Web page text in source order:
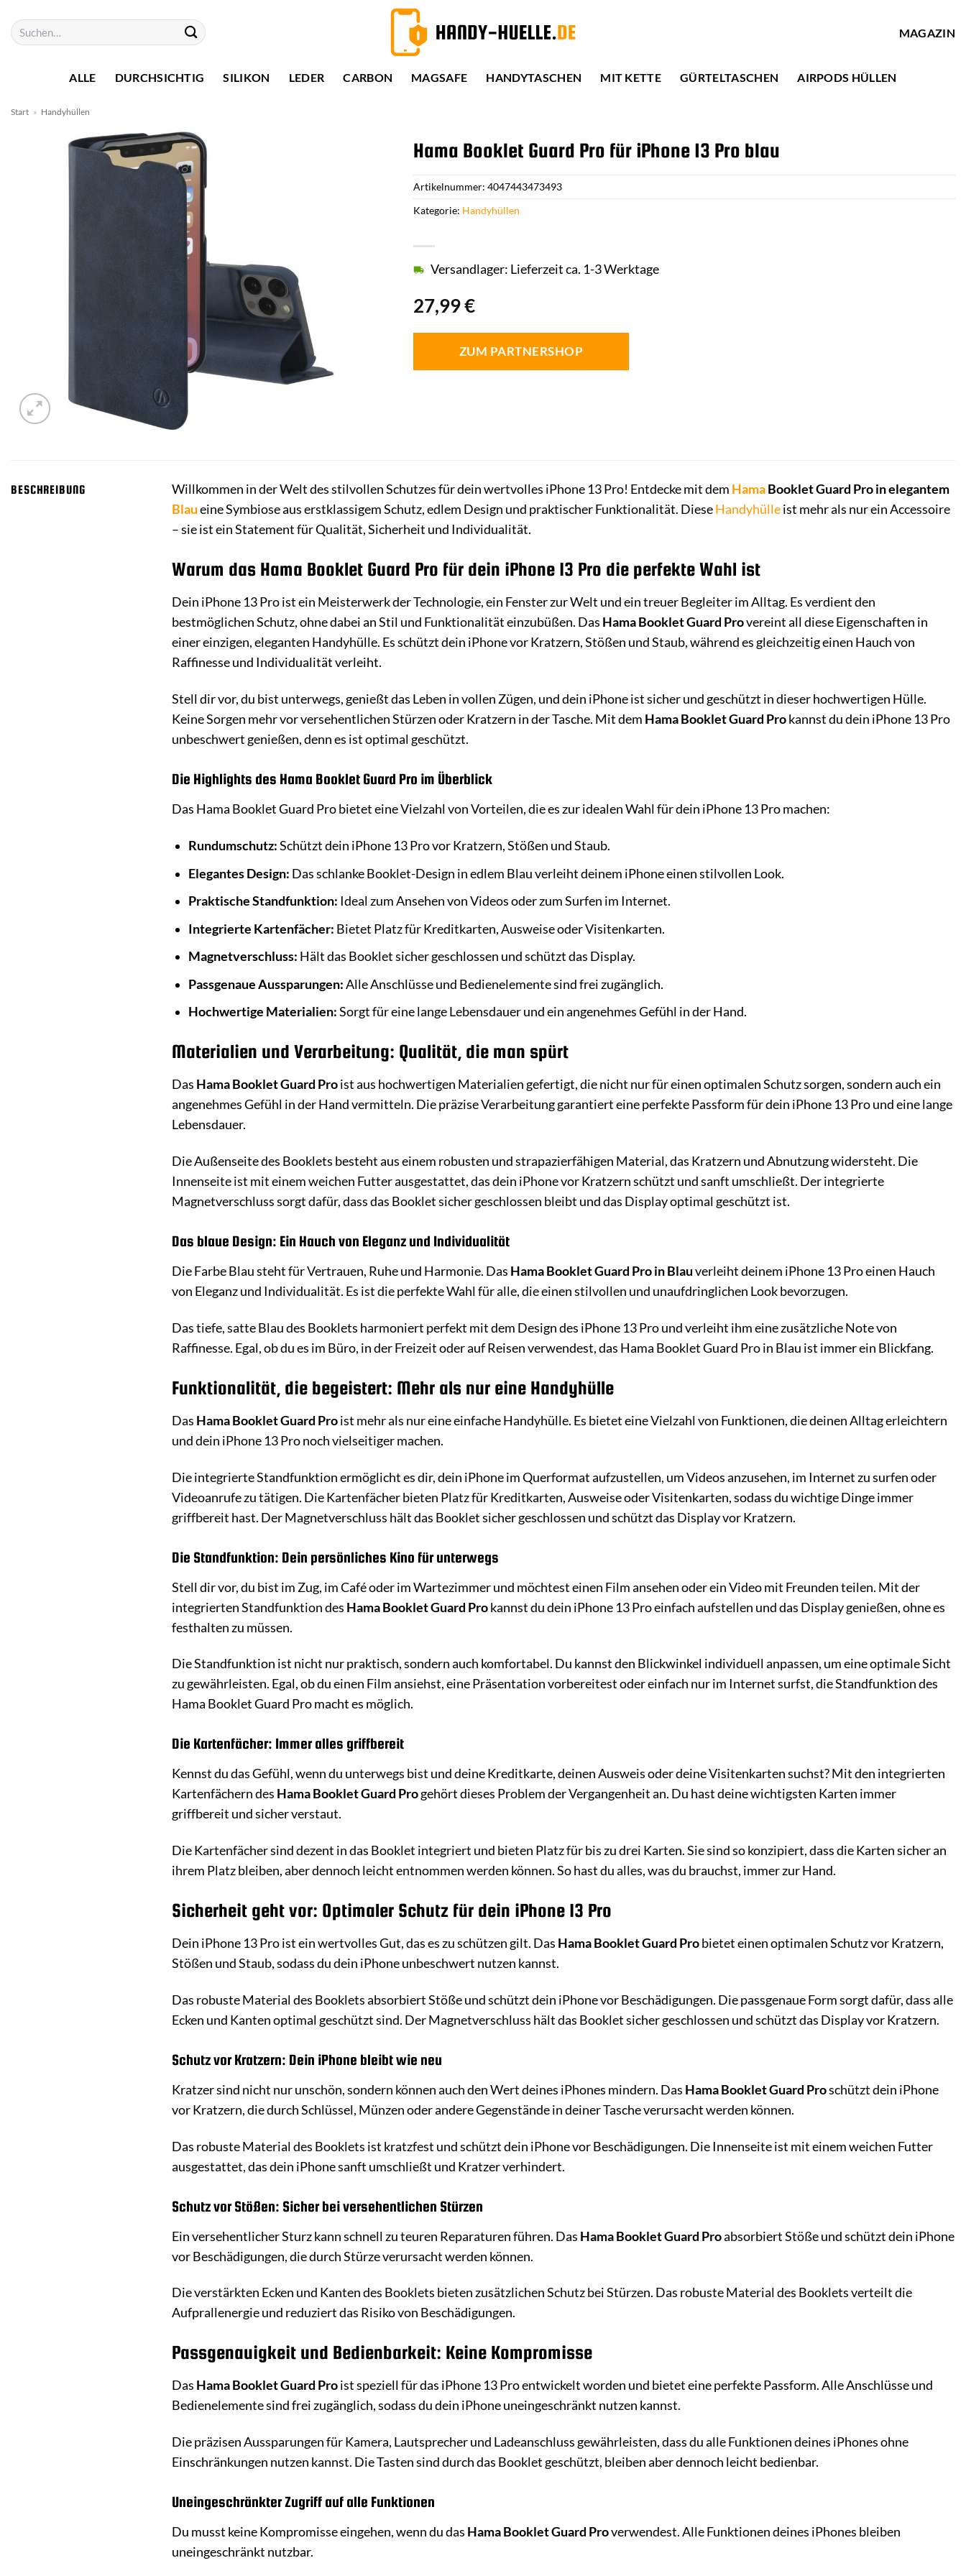
Inhalt
springen
Suchen
nach:
MAGAZIN
ALLE DURCHSICHTIG SILIKON LEDER CARBON MAGSAFE HANDYTASCHEN MIT KETTE GÜRTELTASCHEN AIRPODS HÜLLEN
Start » Handyhüllen
Hama Booklet Guard Pro für iPhone 13 Pro blau
27,99€
Versandlager: Lieferzeit ca. 1-3 Werktage
ZUM PARTNERSHOP
Artikelnummer: 4047443473493
Kategorie: Handyhüllen
BESCHREIBUNG Willkommen in der Welt des stilvollen Schutzes für dein wertvolles iPhone 13 Pro! Entdecke mit dem HamaBooklet Guard Pro in elegantem
Blaueine Symbiose aus erstklassigem Schutz, edlem Design und praktischer Funktionalität. DieseHandyhülleist mehr als nur ein Accessoire
– sie ist ein Statement für Qualität, Sicherheit und Individualität.
Warum das Hama Booklet Guard Pro für dein iPhone 13 Pro die perfekte Wahl ist
Dein iPhone 13 Pro ist ein Meisterwerk der Technologie, ein Fenster zur Welt und ein treuer Begleiter im Alltag. Es verdient den
bestmöglichen Schutz, ohne dabei an Stil und Funktionalität einzubüßen. Das Hama Booklet Guard Provereint all diese Eigenschaften in
einer einzigen, eleganten Handyhülle. Es schützt dein iPhone vor Kratzern, Stößen und Staub, während es gleichzeitig einen Hauch von
Raffinesse und Individualität verleiht.
Stell dir vor, du bist unterwegs, genießt das Leben in vollen Zügen, und dein iPhone ist sicher und geschützt in dieser hochwertigen Hülle.
Keine Sorgen mehr vor versehentlichen Stürzen oder Kratzern in der Tasche. Mit dem Hama Booklet Guard Prokannst du dein iPhone 13 Pro
unbeschwert genießen, denn es ist optimal geschützt.
Die Highlights des Hama Booklet Guard Pro im Überblick
Das Hama Booklet Guard Pro bietet eine Vielzahl von Vorteilen, die es zur idealen Wahl für dein iPhone 13 Pro machen:
Rundumschutz:Schützt dein iPhone 13 Pro vor Kratzern, Stößen und Staub.
Elegantes Design: Das schlanke Booklet-Design in edlem Blau verleiht deinem iPhone einen stilvollen Look.
Praktische Standfunktion: Ideal zum Ansehen von Videos oder zum Surfen im Internet.
Integrierte Kartenfächer: Bietet Platz für Kreditkarten, Ausweise oder Visitenkarten.
Magnetverschluss: Hält das Booklet sicher geschlossen und schützt das Display.
Passgenaue Aussparungen:Alle Anschlüsse und Bedienelemente sind frei zugänglich.
Hochwertige Materialien:Sorgt für eine lange Lebensdauer und ein angenehmes Gefühl in der Hand.
Materialien und Verarbeitung: Qualität, die man spürt
Das Hama Booklet Guard Proist aus hochwertigen Materialien gefertigt, die nicht nur für einen optimalen Schutz sorgen, sondern auch ein
angenehmes Gefühl in der Hand vermitteln. Die präzise Verarbeitung garantiert eine perfekte Passform für dein iPhone 13 Pro und eine lange
Lebensdauer.
Die Außenseite des Booklets besteht aus einem robusten und strapazierfähigen Material, das Kratzern und Abnutzung widersteht. Die
Innenseite ist mit einem weichen Futter ausgestattet, das dein iPhone vor Kratzern schützt und sanft umschließt. Der integrierte
Magnetverschluss sorgt dafür, dass das Booklet sicher geschlossen bleibt und das Display optimal geschützt ist.
Das blaue Design: Ein Hauch von Eleganz und Individualität
Die Farbe Blau steht für Vertrauen, Ruhe und Harmonie. Das Hama Booklet Guard Pro in Blauverleiht deinem iPhone 13 Pro einen Hauch
von Eleganz und Individualität. Es ist die perfekte Wahl für alle, die einen stilvollen und unaufdringlichen Look bevorzugen.
Das tiefe, satte Blau des Booklets harmoniert perfekt mit dem Design des iPhone 13 Pro und verleiht ihm eine zusätzliche Note von
Raffinesse. Egal, ob du es im Büro, in der Freizeit oder auf Reisen verwendest, das Hama Booklet Guard Pro in Blau ist immer ein Blickfang.
Funktionalität, die begeistert: Mehr als nur eine Handyhülle
Das Hama Booklet Guard Proist mehr als nur eine einfache Handyhülle. Es bietet eine Vielzahl von Funktionen, die deinen Alltag erleichtern
und dein iPhone 13 Pro noch vielseitiger machen.
Die integrierte Standfunktion ermöglicht es dir, dein iPhone im Querformat aufzustellen, um Videos anzusehen, im Internet zu surfen oder
Videoanrufe zu tätigen. Die Kartenfächer bieten Platz für Kreditkarten, Ausweise oder Visitenkarten, sodass du wichtige Dinge immer
griffbereit hast. Der Magnetverschluss hält das Booklet sicher geschlossen und schützt das Display vor Kratzern.
Die Standfunktion: Dein persönliches Kino für unterwegs
Stell dir vor, du bist im Zug, im Café oder im Wartezimmer und möchtest einen Film ansehen oder ein Video mit Freunden teilen. Mit der
integrierten Standfunktion des Hama Booklet Guard Prokannst du dein iPhone 13 Pro einfach aufstellen und das Display genießen, ohne es
festhalten zu müssen.
Die Standfunktion ist nicht nur praktisch, sondern auch komfortabel. Du kannst den Blickwinkel individuell anpassen, um eine optimale Sicht
zu gewährleisten. Egal, ob du einen Film ansiehst, eine Präsentation vorbereitest oder einfach nur im Internet surfst, die Standfunktion des
Hama Booklet Guard Pro macht es möglich.
Die Kartenfächer: Immer alles griffbereit
Kennst du das Gefühl, wenn du unterwegs bist und deine Kreditkarte, deinen Ausweis oder deine Visitenkarten suchst? Mit den integrierten
Kartenfächern des Hama Booklet Guard Progehört dieses Problem der Vergangenheit an. Du hast deine wichtigsten Karten immer
griffbereit und sicher verstaut.
Die Kartenfächer sind dezent in das Booklet integriert und bieten Platz für bis zu drei Karten. Sie sind so konzipiert, dass die Karten sicher an
ihrem Platz bleiben, aber dennoch leicht entnommen werden können. So hast du alles, was du brauchst, immer zur Hand.
Sicherheit geht vor: Optimaler Schutz für dein iPhone 13 Pro
Dein iPhone 13 Pro ist ein wertvolles Gut, das es zu schützen gilt. Das Hama Booklet Guard Probietet einen optimalen Schutz vor Kratzern,
Stößen und Staub, sodass du dein iPhone unbeschwert nutzen kannst.
Das robuste Material des Booklets absorbiert Stöße und schützt dein iPhone vor Beschädigungen. Die passgenaue Form sorgt dafür, dass alle
Ecken und Kanten optimal geschützt sind. Der Magnetverschluss hält das Booklet sicher geschlossen und schützt das Display vor Kratzern.
Schutz vor Kratzern: Dein iPhone bleibt wie neu
Kratzer sind nicht nur unschön, sondern können auch den Wert deines iPhones mindern. Das Hama Booklet Guard Proschützt dein iPhone
vor Kratzern, die durch Schlüssel, Münzen oder andere Gegenstände in deiner Tasche verursacht werden können.
Das robuste Material des Booklets ist kratzfest und schützt dein iPhone vor Beschädigungen. Die Innenseite ist mit einem weichen Futter
ausgestattet, das dein iPhone sanft umschließt und Kratzer verhindert.
Schutz vor Stößen: Sicher bei versehentlichen Stürzen
Ein versehentlicher Sturz kann schnell zu teuren Reparaturen führen. Das Hama Booklet Guard Proabsorbiert Stöße und schützt dein iPhone
vor Beschädigungen, die durch Stürze verursacht werden können.
Die verstärkten Ecken und Kanten des Booklets bieten zusätzlichen Schutz bei Stürzen. Das robuste Material des Booklets verteilt die
Aufprallenergie und reduziert das Risiko von Beschädigungen.
Passgenauigkeit und Bedienbarkeit: Keine Kompromisse
Das Hama Booklet Guard Proist speziell für das iPhone 13 Pro entwickelt worden und bietet eine perfekte Passform. Alle Anschlüsse und
Bedienelemente sind frei zugänglich, sodass du dein iPhone uneingeschränkt nutzen kannst.
Die präzisen Aussparungen für Kamera, Lautsprecher und Ladeanschluss gewährleisten, dass du alle Funktionen deines iPhones ohne
Einschränkungen nutzen kannst. Die Tasten sind durch das Booklet geschützt, bleiben aber dennoch leicht bedienbar.
Uneingeschränkter Zugriff auf alle Funktionen
Du musst keine Kompromisse eingehen, wenn du das Hama Booklet Guard Proverwendest. Alle Funktionen deines iPhones bleiben
uneingeschränkt nutzbar.